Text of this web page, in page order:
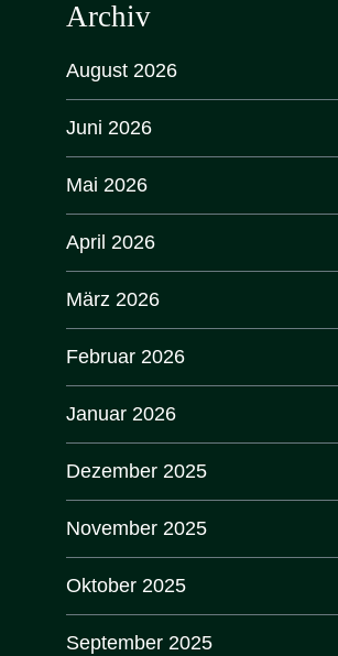
Archiv
August 2026
Juni 2026
Mai 2026
April 2026
März 2026
Februar 2026
Januar 2026
Dezember 2025
November 2025
Oktober 2025
September 2025